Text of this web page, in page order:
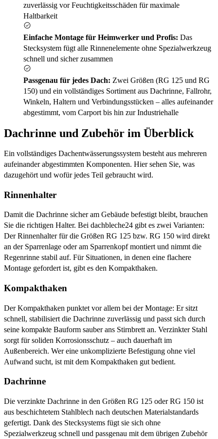
zuverlässig vor Feuchtigkeitsschäden für maximale
Haltbarkeit
Einfache Montage für Heimwerker und Profis: Das
Stecksystem fügt alle Rinnenelemente ohne Spezialwerkzeug
schnell und sicher zusammen
Passgenau für jedes Dach: Zwei Größen (RG 125 und RG
150) und ein vollständiges Sortiment aus Dachrinne, Fallrohr,
Winkeln, Haltern und Verbindungsstücken – alles aufeinander
abgestimmt, vom Carport bis hin zur Industriehalle
Dachrinne und Zubehör im Überblick
Ein vollständiges Dachentwässerungssystem besteht aus mehreren
aufeinander abgestimmten Komponenten. Hier sehen Sie, was
dazugehört und wofür jedes Teil gebraucht wird.
Rinnenhalter
Damit die Dachrinne sicher am Gebäude befestigt bleibt, brauchen
Sie die richtigen Halter. Bei dachbleche24 gibt es zwei Varianten:
Der Rinnenhalter für die Größen RG 125 bzw. RG 150 wird direkt
an der Sparrenlage oder am Sparrenkopf montiert und nimmt die
Regenrinne stabil auf. Für Situationen, in denen eine flachere
Montage gefordert ist, gibt es den Kompakthaken.
Kompakthaken
Der Kompakthaken punktet vor allem bei der Montage: Er sitzt
schnell, stabilisiert die Dachrinne zuverlässig und passt sich durch
seine kompakte Bauform sauber ans Stirnbrett an. Verzinkter Stahl
sorgt für soliden Korrosionsschutz – auch dauerhaft im
Außenbereich. Wer eine unkomplizierte Befestigung ohne viel
Aufwand sucht, ist mit dem Kompakthaken gut bedient.
Dachrinne
Die verzinkte Dachrinne in den Größen RG 125 oder RG 150 ist
aus beschichtetem Stahlblech nach deutschen Materialstandards
gefertigt. Dank des Stecksystems fügt sie sich ohne
Spezialwerkzeug schnell und passgenau mit dem übrigen Zubehör